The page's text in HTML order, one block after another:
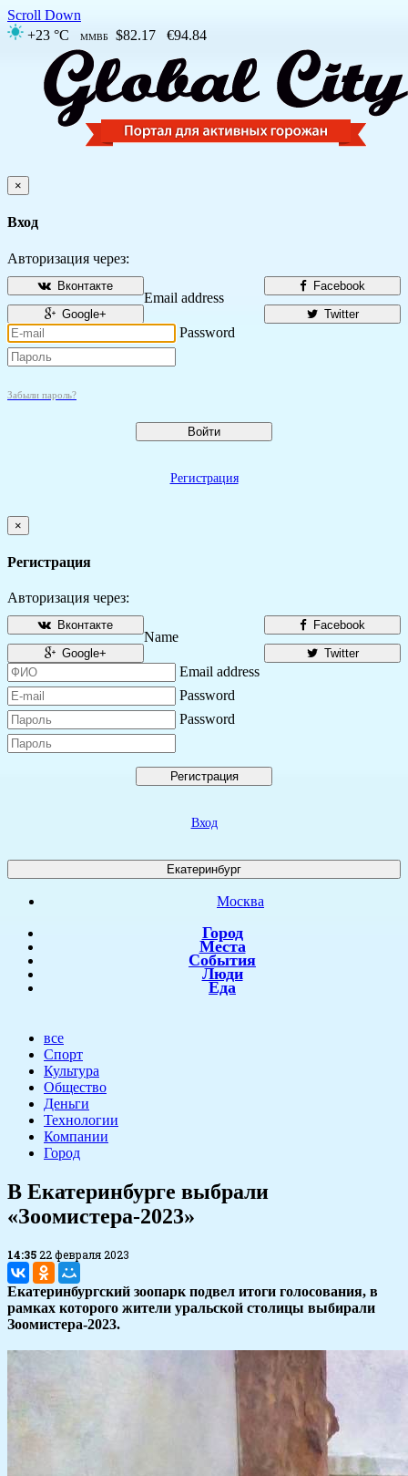
Scroll Down
+23 °C
ММВБ $82.17 €94.84
×
Вход
Авторизация через:
Facebook
Вконтакте
Twitter
Google+
Email address
Password
Забыли пароль?
Войти
Регистрация
×
Регистрация
Авторизация через:
Facebook
Вконтакте
Twitter
Google+
Name
Email address
Password
Password
Регистрация
Вход
Екатеринбург
Москва
Город
Места
События
Люди
Еда
все
Спорт
Культура
Общество
Деньги
Технологии
Компании
Город
В Екатеринбурге выбрали
«Зоомистера-2023»
14:3522 февраля 2023
Екатеринбургский зоопарк подвел итоги голосования, в
рамках которого жители уральской столицы выбирали
Зоомистера-2023.